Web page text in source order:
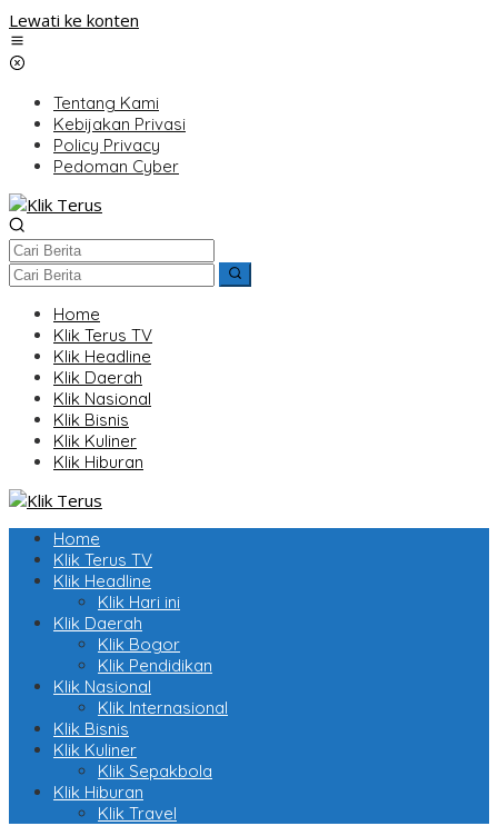
Lewati ke konten
Tentang Kami
Kebijakan Privasi
Policy Privacy
Pedoman Cyber
Home
Klik Terus TV
Klik Headline
Klik Daerah
Klik Nasional
Klik Bisnis
Klik Kuliner
Klik Hiburan
Home
Klik Terus TV
Klik Headline
Klik Hari ini
Klik Daerah
Klik Bogor
Klik Pendidikan
Klik Nasional
Klik Internasional
Klik Bisnis
Klik Kuliner
Klik Sepakbola
Klik Hiburan
Klik Travel